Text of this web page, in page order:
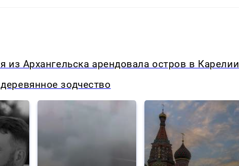
Архангельска арендовала остров в Карелии
зодчество